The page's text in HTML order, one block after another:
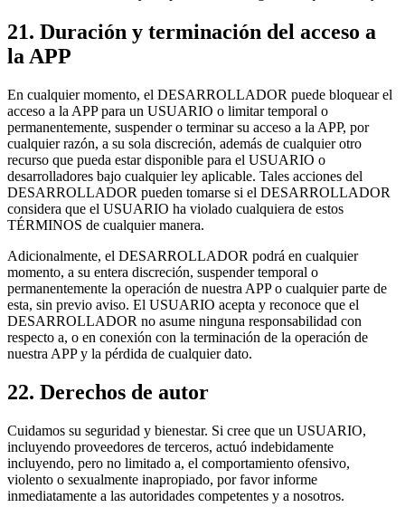
21. Duración y terminación del acceso a
la APP
En cualquier momento, el DESARROLLADOR puede bloquear el
acceso a la APP para un USUARIO o limitar temporal o
permanentemente, suspender o terminar su acceso a la APP, por
cualquier razón, a su sola discreción, además de cualquier otro
recurso que pueda estar disponible para el USUARIO o
desarrolladores bajo cualquier ley aplicable. Tales acciones del
DESARROLLADOR pueden tomarse si el DESARROLLADOR
considera que el USUARIO ha violado cualquiera de estos
TÉRMINOS de cualquier manera.
Adicionalmente, el DESARROLLADOR podrá en cualquier
momento, a su entera discreción, suspender temporal o
permanentemente la operación de nuestra APP o cualquier parte de
esta, sin previo aviso. El USUARIO acepta y reconoce que el
DESARROLLADOR no asume ninguna responsabilidad con
respecto a, o en conexión con la terminación de la operación de
nuestra APP y la pérdida de cualquier dato.
22. Derechos de autor
Cuidamos su seguridad y bienestar. Si cree que un USUARIO,
incluyendo proveedores de terceros, actuó indebidamente
incluyendo, pero no limitado a, el comportamiento ofensivo,
violento o sexualmente inapropiado, por favor informe
inmediatamente a las autoridades competentes y a nosotros.